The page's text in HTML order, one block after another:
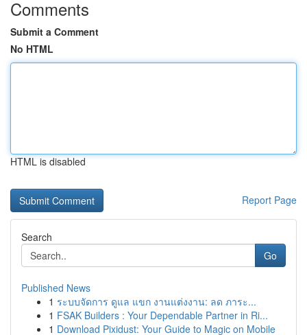
Comments
Submit a Comment
No HTML
HTML is disabled
Report Page
Search
Go
Published News
1 ระบบจัดการ ดูแล แขก งานแต่งงาน: ลด ภาระ...
1 FSAK Builders : Your Dependable Partner in Ri...
1 Download Pixidust: Your Guide to Magic on Mobile